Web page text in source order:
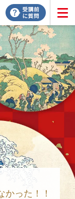
かった！！